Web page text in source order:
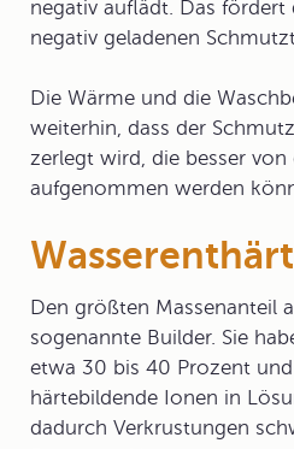
negativ auflädt. Das fördert
negativ geladenen
Die Wärme und die
weiterhin, dass der
zerlegt wird, die besser von
aufgenommen werden
Den größten Massenanteil
sogenannte Builder. Sie
etwa 30 bis 40 Prozent
härtebildende Ionen in
dadurch Verkrustungen